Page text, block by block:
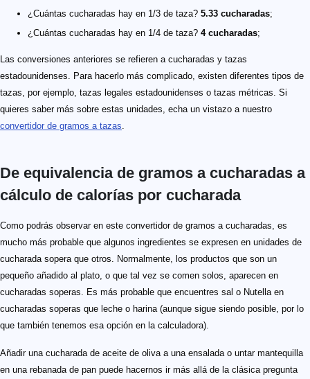
¿Cuántas cucharadas hay en 1/3 de taza? 5.33 cucharadas;
¿Cuántas cucharadas hay en 1/4 de taza? 4 cucharadas;
Las conversiones anteriores se refieren a cucharadas y tazas
estadounidenses. Para hacerlo más complicado, existen diferentes tipos de
tazas, por ejemplo, tazas legales estadounidenses o tazas métricas. Si
quieres saber más sobre estas unidades, echa un vistazo a nuestro
convertidor de gramos a tazas.
De equivalencia de gramos a cucharadas​ a
cálculo de calorías por cucharada
Como podrás observar en este convertidor de gramos a cucharadas, es
mucho más probable que algunos ingredientes se expresen en unidades de
cucharada sopera que otros. Normalmente, los productos que son un
pequeño añadido al plato, o que tal vez se comen solos, aparecen en
cucharadas soperas. Es más probable que encuentres sal o Nutella en
cucharadas soperas que leche o harina (aunque sigue siendo posible, por lo
que también tenemos esa opción en la calculadora).
Añadir una cucharada de aceite de oliva a una ensalada o untar mantequilla
en una rebanada de pan puede hacernos ir más allá de la clásica pregunta